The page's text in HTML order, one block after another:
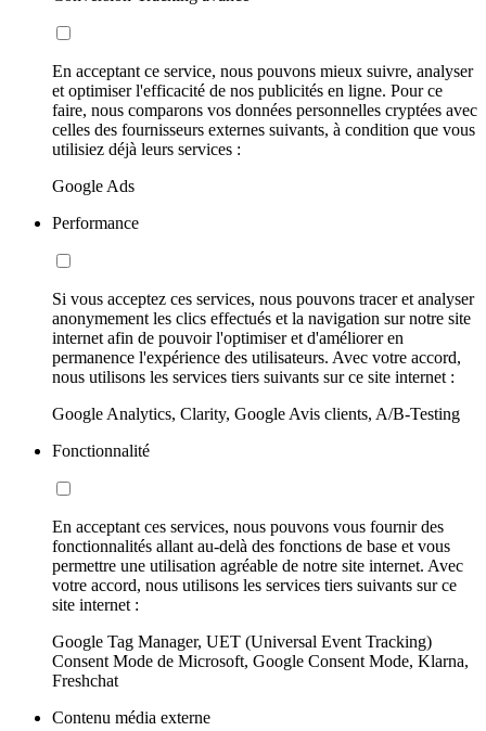
En acceptant ce service, nous pouvons mieux suivre, analyser
et optimiser l'efficacité de nos publicités en ligne. Pour ce
faire, nous comparons vos données personnelles cryptées avec
celles des fournisseurs externes suivants, à condition que vous
utilisiez déjà leurs services :
Google Ads
Performance
Si vous acceptez ces services, nous pouvons tracer et analyser
anonymement les clics effectués et la navigation sur notre site
internet afin de pouvoir l'optimiser et d'améliorer en
permanence l'expérience des utilisateurs. Avec votre accord,
nous utilisons les services tiers suivants sur ce site internet :
Google Analytics, Clarity, Google Avis clients, A/B-Testing
Fonctionnalité
En acceptant ces services, nous pouvons vous fournir des
fonctionnalités allant au-delà des fonctions de base et vous
permettre une utilisation agréable de notre site internet. Avec
votre accord, nous utilisons les services tiers suivants sur ce
site internet :
Google Tag Manager, UET (Universal Event Tracking)
Consent Mode de Microsoft, Google Consent Mode, Klarna,
Freshchat
Contenu média externe